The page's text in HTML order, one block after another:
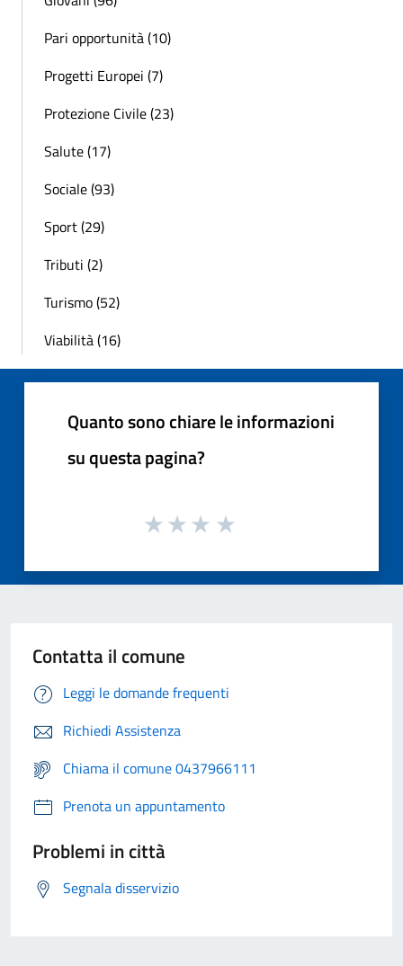
Pari opportunità (10)
Progetti Europei (7)
Protezione Civile (23)
Salute (17)
Sociale (93)
Sport (29)
Tributi (2)
Turismo (52)
Viabilità (16)
Quanto sono chiare le informazioni
su questa pagina?
Contatta il comune
Leggi le domande frequenti
Richiedi Assistenza
Chiama il comune 0437966111
Prenota un appuntamento
Problemi in città
Segnala disservizio